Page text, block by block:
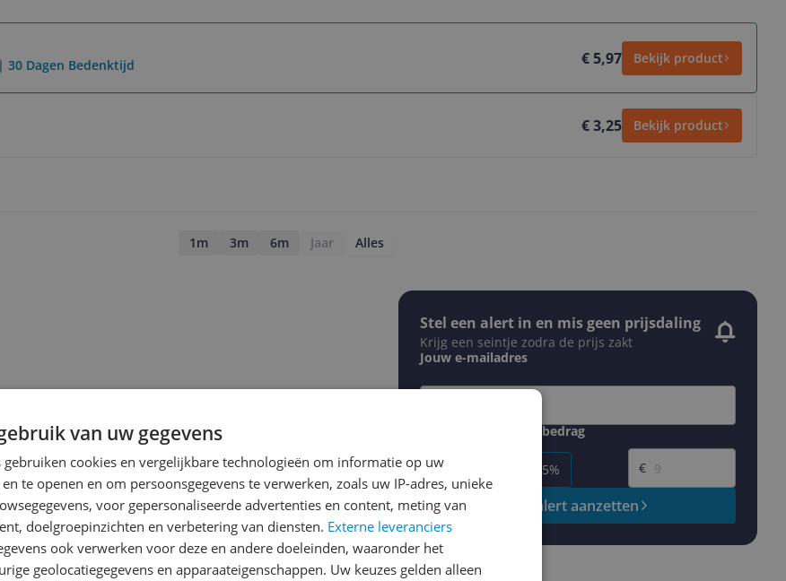
30 Dagen Bedenktijd € 5,97 Bekijk product
€ 3,25 Bekijk product
1m 3m 6m Jaar Alles
Stel een alert in en mis geen prijsdaling
Krijg een seintje zodra de prijs zakt
Jouw e-mailadres
Gewenste daling of bedrag
-5% -15%
Gewenste prijs
€
Prijsalert aanzetten
van uw gegevens
gebruiken cookies en vergelijkbare technologieën om informatie op uw
te openen en om persoonsgegevens te verwerken, zoals uw IP-adres, unieke
voor gepersonaliseerde advertenties en content, meting van
doelgroepinzichten en verbetering van diensten. Externe leveranciers
ook verwerken voor deze en andere doeleinden, waaronder het
geolocatiegegevens en apparaateigenschappen. Uw keuzes gelden alleen